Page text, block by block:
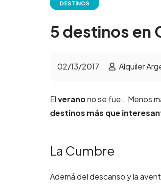
DESTINOS
5 destinos en
02/13/2017 Alquiler
Elveranono se fue… Menos
destinos más que
La Cumbre
Ademá del descanso y la